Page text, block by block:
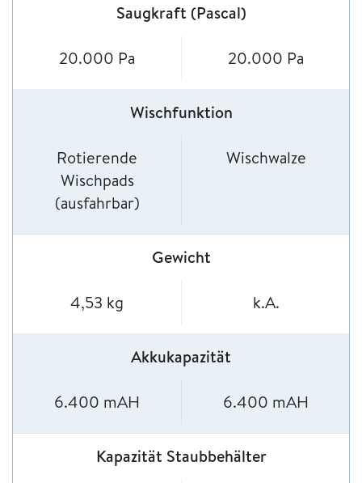
Saugkraft (Pascal)
20.000 Pa 20.000 Pa
Wischfunktion
Rotierende
Wischpads
(ausfahrbar)
Wischwalze
Gewicht
4,53 kg k.A.
Akkukapazität
6.400 mAH 6.400 mAH
Kapazität Staubbehälter